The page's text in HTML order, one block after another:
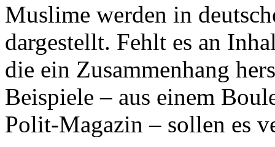
Muslime werden in
dargestellt. Fehlt es an
die ein Zusammenhang
Beispiele – aus einem
Polit-Magazin – sollen es